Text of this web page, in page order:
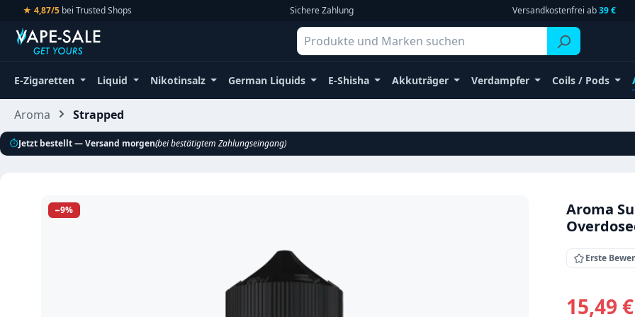
Hauptinhalt springen
Zur Suche springen
Zur Hauptnavigation springen
★ 4,87/5 bei Trusted Shops Sichere Zahlung Versandkostenfrei ab39 €
E-Zigaretten Liquid Nikotinsalz German Liquids E-Shisha Akkuträger Verdampfer Coils / Pods
Aroma Strapped
⏱Jetzt bestellt — Versand morgen(bei bestätigtem Zahlungseingang)
Bildergalerie überspringen
−9%
Aroma
Erste
15,49 €